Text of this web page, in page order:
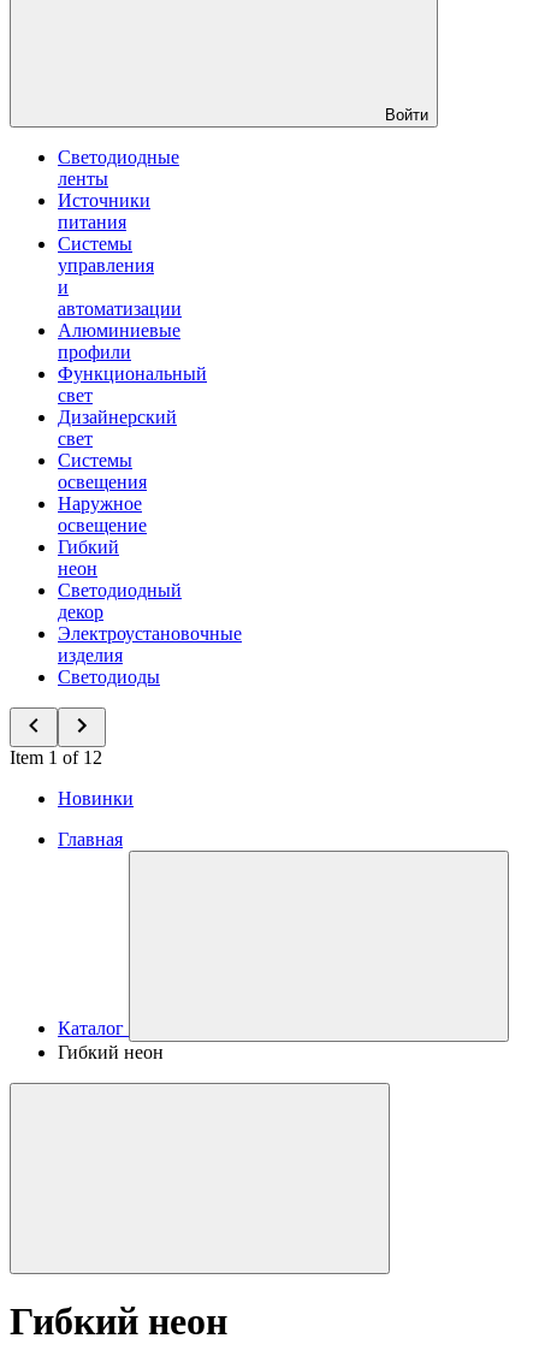
Войти
Светодиодные
ленты
Источники
питания
Системы
управления
и
автоматизации
Алюминиевые
профили
Функциональный
свет
Дизайнерский
свет
Системы
освещения
Наружное
освещение
Гибкий
неон
Светодиодный
декор
Электроустановочные
изделия
Светодиоды
Item 1 of 12
Новинки
Главная
Каталог
Гибкий неон
Гибкий неон